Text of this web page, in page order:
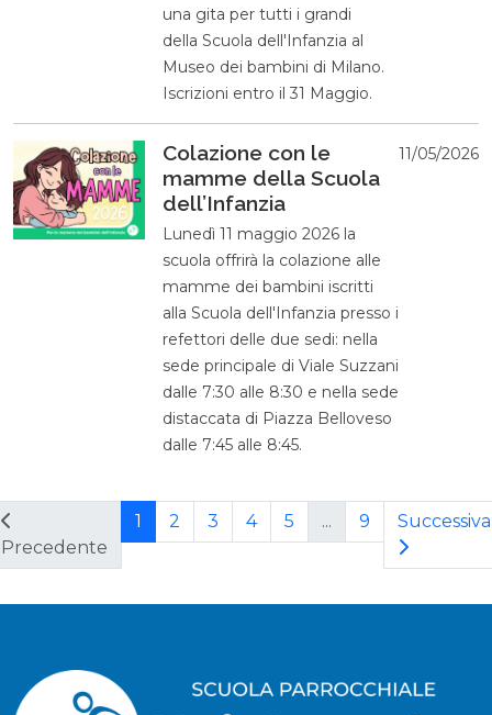
una gita per tutti i grandi
della Scuola dell'Infanzia al
Museo dei bambini di Milano.
Iscrizioni entro il 31 Maggio.
Colazione con le
mamme della Scuola
dell’Infanzia
Lunedì 11 maggio 2026 la
scuola offrirà la colazione alle
mamme dei bambini iscritti
alla Scuola dell'Infanzia presso i
refettori delle due sedi: nella
sede principale di Viale Suzzani
dalle 7:30 alle 8:30 e nella sede
distaccata di Piazza Belloveso
dalle 7:45 alle 8:45.
11/05/2026
Precedente
1 2 3 4 5 ... 9 Successiva